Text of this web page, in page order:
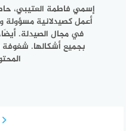
إسمي فاطمة العتيبي،
أعمل كصيدلانية مسؤولة
في مجال الصيدلة.
بجميع أشكالها. شغوفة